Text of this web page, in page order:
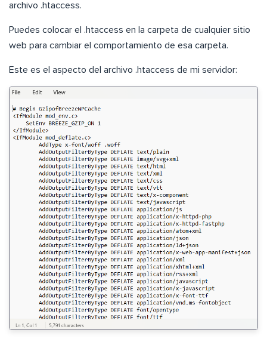
archivo .htaccess.
Puedes colocar el .htaccess en la carpeta de cualquier sitio
web para cambiar el comportamiento de esa carpeta.
Este es el aspecto del archivo .htaccess de mi servidor: